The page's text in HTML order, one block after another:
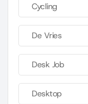
Cycling
De Vries
Desk Job
Desktop